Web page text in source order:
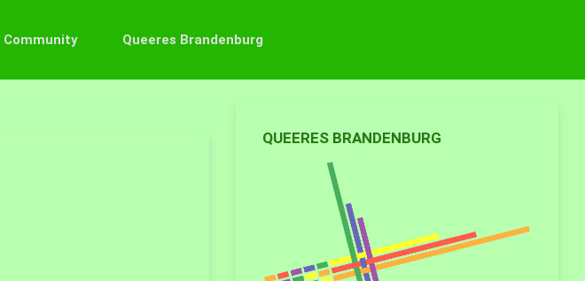
Community Queeres Brandenburg
QUEERES BRANDENBURG